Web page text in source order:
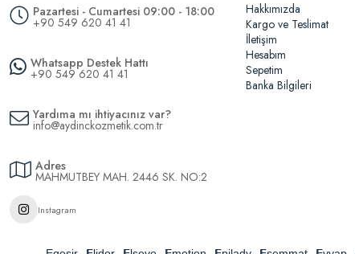
Pazartesi - Cumartesi 09:00 - 18:00
+90 549 620 41 41
Whatsapp Destek Hattı
+90 549 620 41 41
Yardıma mı ihtiyacınız var?
info@aydinckozmetik.com.tr
Adres
MAHMUTBEY MAH. 2446 SK. NO:2
Instagram
Hakkımızda
Kargo ve Teslimat
İletişim
Hesabım
Sepetim
Banka Bilgileri